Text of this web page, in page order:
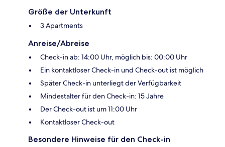
Größe der Unterkunft
3 Apartments
Anreise/Abreise
Check-in ab: 14:00 Uhr, möglich bis: 00:00 Uhr
Ein kontaktloser Check-in und Check-out ist möglich
Später Check-in unterliegt der Verfügbarkeit
Mindestalter für den Check-in: 15 Jahre
Der Check-out ist um 11:00 Uhr
Kontaktloser Check-out
Besondere Hinweise für den Check-in